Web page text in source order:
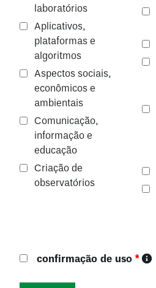
laboratórios
Aplicativos,
plataformas e
algoritmos
Aspectos sociais,
econômicos e
ambientais
Comunicação,
informação e
educação
Criação de
observatórios
confirmação de uso *